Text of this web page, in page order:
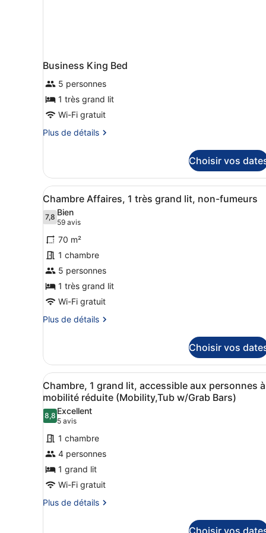
Business King Bed
5 personnes
1 très grand lit
Wi-Fi gratuit
Plus de détails
Plus
le
type
de
chambre
Business
King
Bed
Choisir vos
Afficher
toutes
les
photos
pour
ce
type
de
chambre :
Chambre
très
grand
lit,
non-
fumeurs
Une chambre d’hôtel
6
Chambre Affaires, 1 très grand lit, non-fumeurs
7,87,8 sur 10
Bien
59 avis
(59 avis)
70 m²
1 chambre
5 personnes
1 très grand lit
Wi-Fi gratuit
Plus de détails
Plus
le
type
de
chambre
Chambre
Affaires,
1
très
lit,
non-
fumeurs
Choisir vos
Afficher
toutes
les
photos
pour
ce
type
de
chambre :
Chambre,
Une chambre d’hôtel avec
5
Chambre, 1 grand lit, accessible aux personnes à
mobilité réduite (Mobility,Tub w/Grab Bars)
8,88,8 sur 10
Excellent
5 avis
(5 avis)
1 chambre
4 personnes
1 grand lit
Wi-Fi gratuit
Plus de détails
Plus